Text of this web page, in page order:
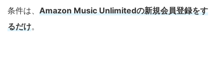
条件は、 Amazon Music Unlimitedの新規会員登録をす
るだけ。